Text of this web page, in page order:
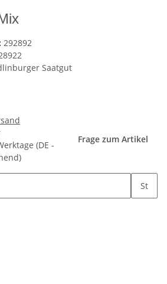
292892
Saatgut
(DE -
Frage zum Artikel
St